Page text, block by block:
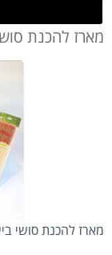
מארז להכנת
מארז להכנת סושי